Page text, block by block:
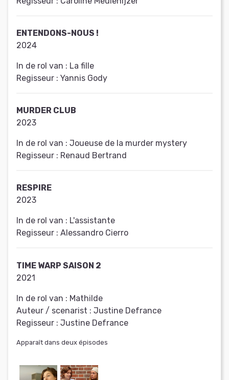
ENTENDONS-NOUS !
2024
In de rol van : La fille
Regisseur : Yannis Gody
MURDER CLUB
2023
In de rol van : Joueuse de la murder mystery
Regisseur : Renaud Bertrand
RESPIRE
2023
In de rol van : L'assistante
Regisseur : Alessandro Cierro
TIME WARP SAISON 2
2021
In de rol van : Mathilde
Auteur / scenarist : Justine Defrance
Regisseur : Justine Defrance
Apparaît dans deux épisodes